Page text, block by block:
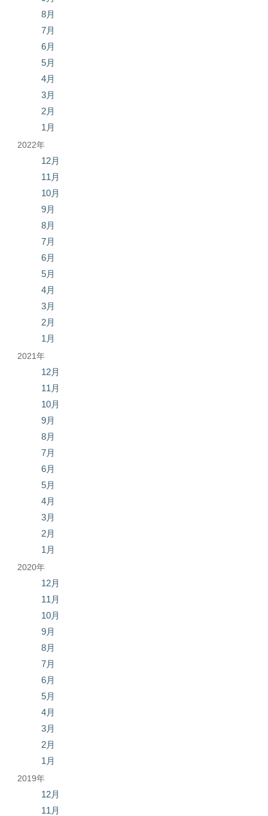
8月
7月
6月
5月
4月
3月
2月
1月
2022年
12月
11月
10月
9月
8月
7月
6月
5月
4月
3月
2月
1月
2021年
12月
11月
10月
9月
8月
7月
6月
5月
4月
3月
2月
1月
2020年
12月
11月
10月
9月
8月
7月
6月
5月
4月
3月
2月
1月
2019年
12月
11月